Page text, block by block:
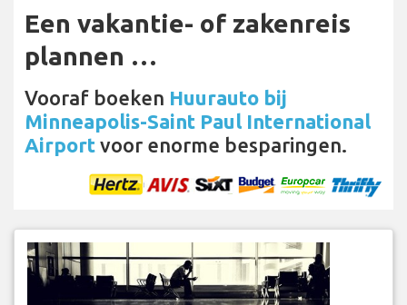
Een vakantie- of zakenreis
plannen …
Vooraf boeken Huurauto bij
Minneapolis-Saint Paul International
Airport voor enorme besparingen.